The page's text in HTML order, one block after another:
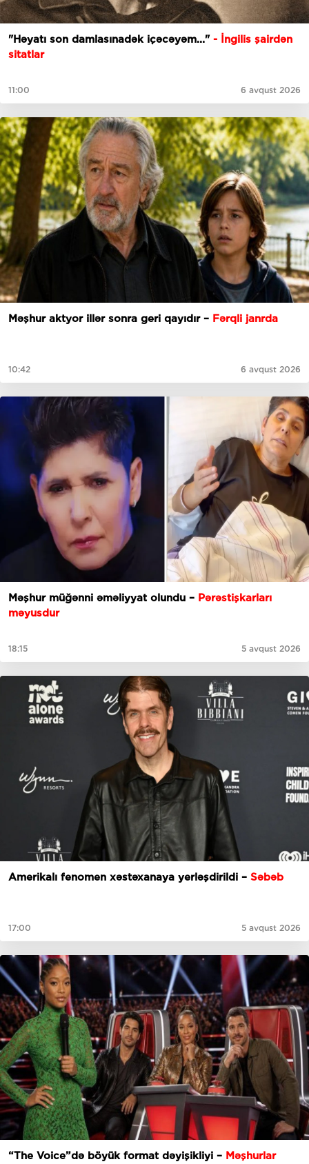
"Həyatı son damlasınadək içəcəyəm..." - İngilis şairdən
sitatlar
11:00 6 avqust 2026
Məşhur aktyor illər sonra geri qayıdır – Fərqli janrda
10:42 6 avqust 2026
Məşhur müğənni əməliyyat olundu – Pərəstişkarları
məyusdur
18:15 5 avqust 2026
Amerikalı fenomen xəstəxanaya yerləşdirildi – Səbəb
17:00 5 avqust 2026
“The Voice”də böyük format dəyişikliyi – Məşhurlar